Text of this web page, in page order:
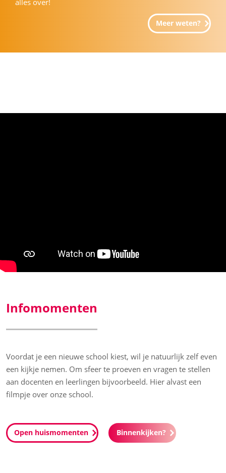
alles over!
Meer weten?
Infomomenten
Voordat je een nieuwe school kiest, wil je natuurlijk zelf even
een kijkje nemen. Om sfeer te proeven en vragen te stellen
aan docenten en leerlingen bijvoorbeeld. Hier alvast een
filmpje over onze school.
Open huismomenten Binnenkijken?